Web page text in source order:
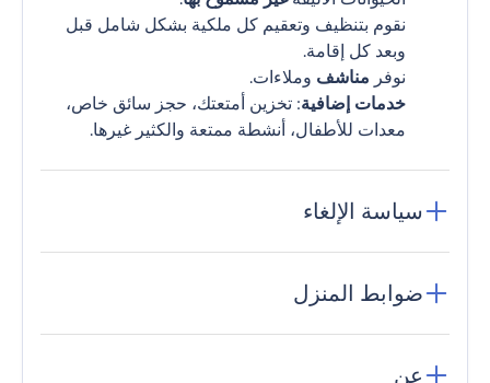
نقوم بتنظيف وتعقيم كل ملكية بشكل شامل قبل
وبعد كل إقامة.
نوفر مناشف وملاءات.
خدمات إضافية: تخزين أمتعتك، حجز سائق خاص،
معدات للأطفال، أنشطة ممتعة والكثير غيرها.
سياسة الإلغاء
ضوابط المنزل
عن